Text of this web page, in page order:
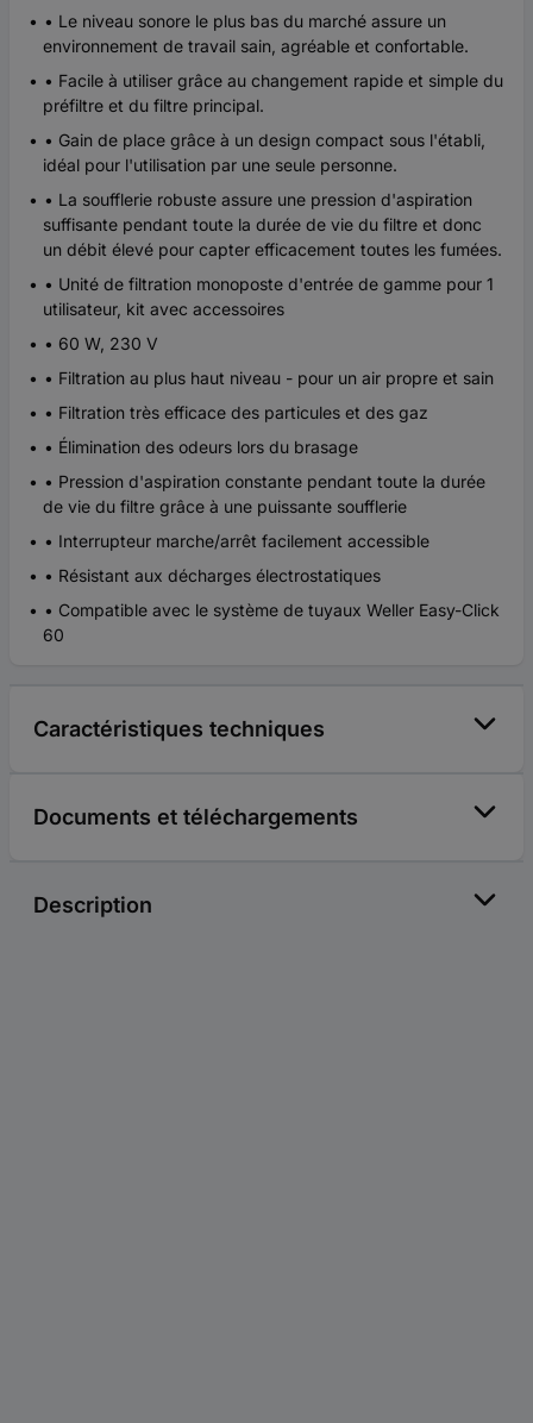
• Le niveau sonore le plus bas du marché assure un
environnement de travail sain, agréable et confortable.
• Facile à utiliser grâce au changement rapide et simple du
préfiltre et du filtre principal.
• Gain de place grâce à un design compact sous l'établi,
idéal pour l'utilisation par une seule personne.
• La soufflerie robuste assure une pression d'aspiration
suffisante pendant toute la durée de vie du filtre et donc
un débit élevé pour capter efficacement toutes les fumées.
• Unité de filtration monoposte d'entrée de gamme pour 1
utilisateur, kit avec accessoires
• 60 W, 230 V
• Filtration au plus haut niveau - pour un air propre et sain
• Filtration très efficace des particules et des gaz
• Élimination des odeurs lors du brasage
• Pression d'aspiration constante pendant toute la durée
de vie du filtre grâce à une puissante soufflerie
• Interrupteur marche/arrêt facilement accessible
• Résistant aux décharges électrostatiques
• Compatible avec le système de tuyaux Weller Easy-Click
60
Caractéristiques techniques
Documents et téléchargements
Description